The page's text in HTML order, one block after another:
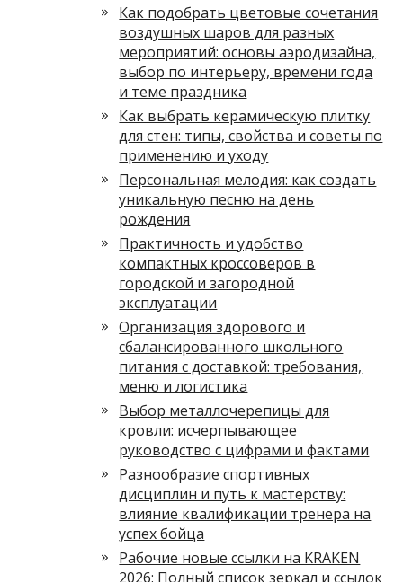
Как подобрать цветовые сочетания
воздушных шаров для разных
мероприятий: основы аэродизайна,
выбор по интерьеру, времени года
и теме праздника
Как выбрать керамическую плитку
для стен: типы, свойства и советы по
применению и уходу
Персональная мелодия: как создать
уникальную песню на день
рождения
Практичность и удобство
компактных кроссоверов в
городской и загородной
эксплуатации
Организация здорового и
сбалансированного школьного
питания с доставкой: требования,
меню и логистика
Выбор металлочерепицы для
кровли: исчерпывающее
руководство с цифрами и фактами
Разнообразие спортивных
дисциплин и путь к мастерству:
влияние квалификации тренера на
успех бойца
Рабочие новые ссылки на KRAKEN
2026: Полный список зеркал и ссылок